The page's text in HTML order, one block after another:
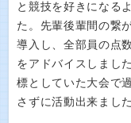
と競技を好きになる
た。先輩後輩間の繋
導入し、全部員の点
をアドバイスしまし
標としていた大会で
さずに活動出来ました